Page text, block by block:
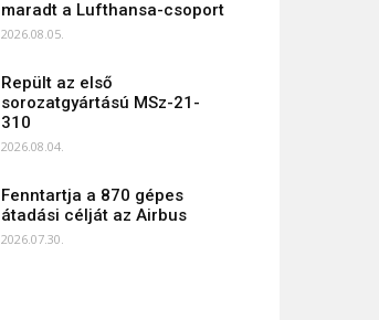
maradt a Lufthansa-csoport
2026.08.05.
Repült az első
sorozatgyártású MSz-21-
310
2026.08.04.
Fenntartja a 870 gépes
átadási célját az Airbus
2026.07.30.